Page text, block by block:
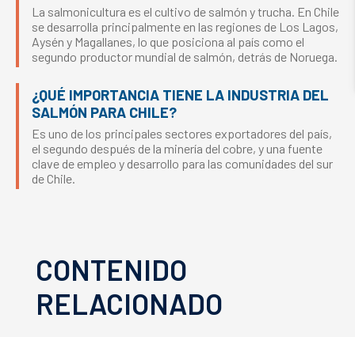
La salmonicultura es el cultivo de salmón y trucha. En Chile
se desarrolla principalmente en las regiones de Los Lagos,
Aysén y Magallanes, lo que posiciona al país como el
segundo productor mundial de salmón, detrás de Noruega.
¿QUÉ IMPORTANCIA TIENE LA INDUSTRIA DEL
SALMÓN PARA CHILE?
Es uno de los principales sectores exportadores del país,
el segundo después de la minería del cobre, y una fuente
clave de empleo y desarrollo para las comunidades del sur
de Chile.
CONTENIDO
RELACIONADO